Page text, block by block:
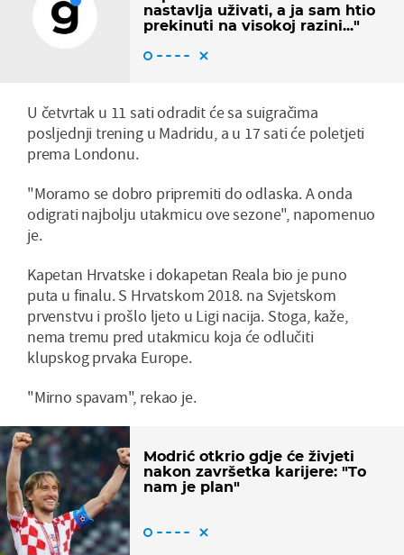
nastavlja uživati, a ja sam htio
prekinuti na visokoj razini..."
U četvrtak u 11 sati odradit će sa suigračima
posljednji trening u Madridu, a u 17 sati će poletjeti
prema Londonu.
"Moramo se dobro pripremiti do odlaska. A onda
odigrati najbolju utakmicu ove sezone", napomenuo
je.
Kapetan Hrvatske i dokapetan Reala bio je puno
puta u finalu. S Hrvatskom 2018. na Svjetskom
prvenstvu i prošlo ljeto u Ligi nacija. Stoga, kaže,
nema tremu pred utakmicu koja će odlučiti
klupskog prvaka Europe.
"Mirno spavam", rekao je.
Modrić otkrio gdje će živjeti
nakon završetka karijere: "To
nam je plan"